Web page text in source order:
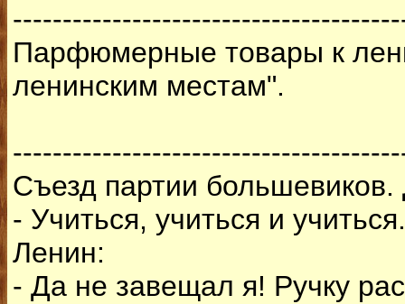
Парфюмерные товары к
ленинским местам".
Съезд партии большевиков.
- Учиться, учиться и
Ленин:
- Да не завещал я! Ручку